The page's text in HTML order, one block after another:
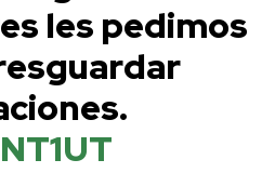
les pedimos